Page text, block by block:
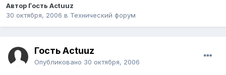
Автор Гость Actuuz
30 октября, 2006 в Технический форум
Гость Actuuz
Опубликовано 30 октября, 2006